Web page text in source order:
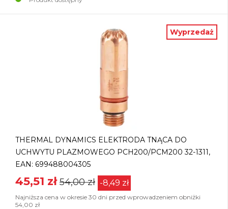
Wyprzedaż
THERMAL DYNAMICS ELEKTRODA TNĄCA DO
UCHWYTU PLAZMOWEGO PCH200/PCM200 32-1311,
EAN: 699488004305
45,51 zł 54,00 zł -8,49 zł
Najniższa cena w okresie 30 dni przed wprowadzeniem obniżki
54,00 zł